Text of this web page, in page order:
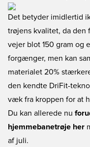
Det betyder imidlertid
trøjens kvalitet, da den
vejer blot 150 gram og
forgænger, men kan
materialet 20%
den kendte DriFit-
væk fra kroppen for at
Du kan allerede nu
hjemmebanetrøje her
af juli.